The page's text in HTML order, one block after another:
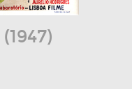
(1947)